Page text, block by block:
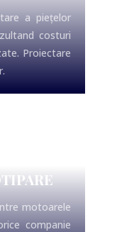
a piețelor
costuri
Proiectare
motoarele
companie